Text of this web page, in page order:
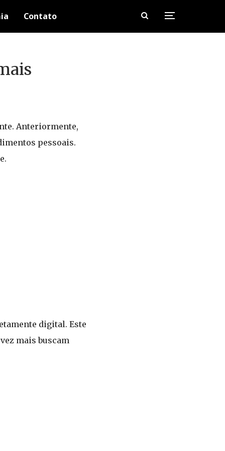
Contato
Anteriormente,
pessoais.
digital. Este
mais buscam